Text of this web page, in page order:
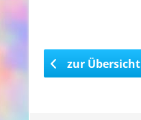
zur Übersicht